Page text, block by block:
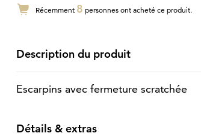
Récemment 8 personnes ont acheté ce produit.
Description du produit
Escarpins avec fermeture scratchée
Détails & extras